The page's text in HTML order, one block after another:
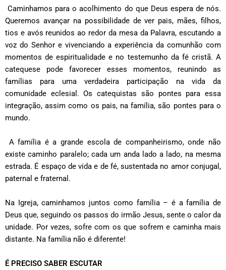
Caminhamos para o acolhimento do que Deus espera de nós.
Queremos avançar na possibilidade de ver pais, mães, filhos,
tios e avós reunidos ao redor da mesa da Palavra, escutando a
voz do Senhor e vivenciando a experiência da comunhão com
momentos de espiritualidade e no testemunho da fé cristã. A
catequese pode favorecer esses momentos, reunindo as
famílias para uma verdadeira participação na vida da
comunidade eclesial. Os catequistas são pontes para essa
integração, assim como os pais, na família, são pontes para o
mundo.
A família é a grande escola de companheirismo, onde não
existe caminho paralelo; cada um anda lado a lado, na mesma
estrada. É espaço de vida e de fé, sustentada no amor conjugal,
paternal e fraternal.
Na Igreja, caminhamos juntos como família – é a família de
Deus que, seguindo os passos do irmão Jesus, sente o calor da
unidade. Por vezes, sofre com os que sofrem e caminha mais
distante. Na família não é diferente!
É PRECISO SABER ESCUTAR